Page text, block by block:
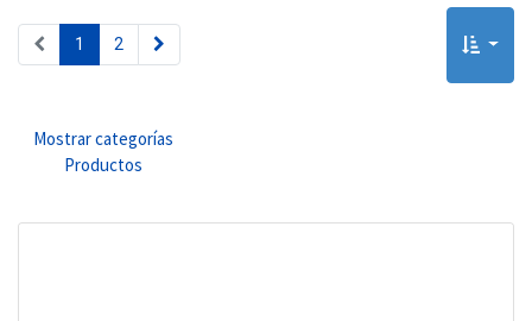
1 2
Mostrar categorías
Productos